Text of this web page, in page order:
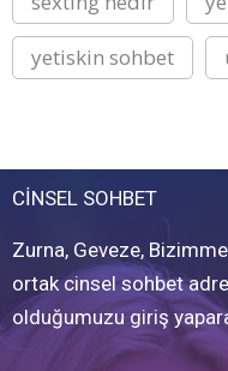
yetiskin sohbet
CİNSEL SOHBET
Zurna, Geveze,
ortak cinsel sohbet
olduğumuzu giriş